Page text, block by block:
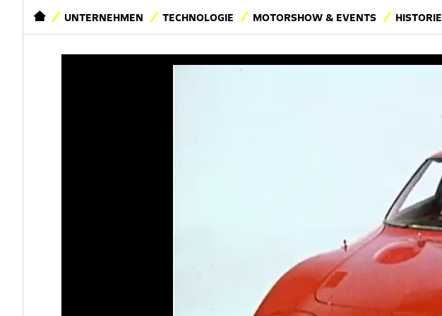
STARTSEITEUNTERNEHMEN TECHNOLOGIE MOTORSHOW & EVENTS HISTORIE